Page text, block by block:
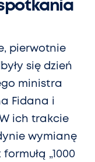
pierwotnie
się dzień
ministra
Fidana i
ich trakcie
wymianę
„1000